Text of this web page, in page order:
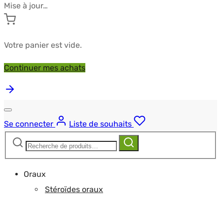
Mise à jour…
Votre panier est vide.
Continuer mes achats
Se connecter
Liste de souhaits
Recherche
Recherche
Oraux
Stéroïdes oraux